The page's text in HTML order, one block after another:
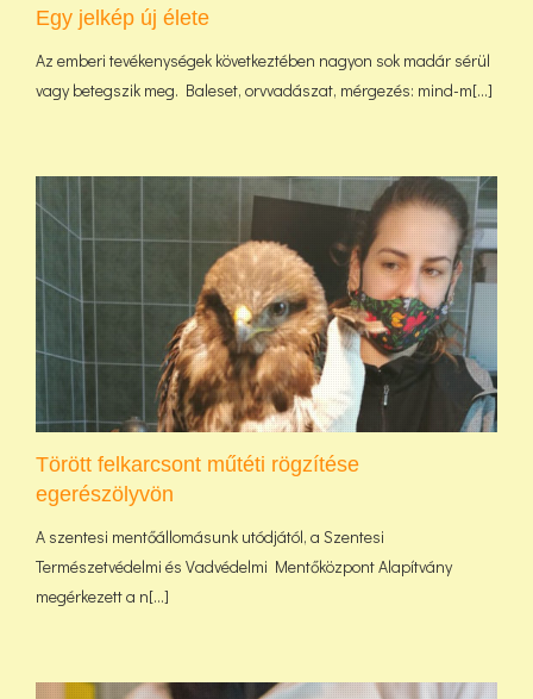
Egy jelkép új élete
Az emberi tevékenységek következtében nagyon sok madár sérül
vagy betegszik meg. Baleset, orvvadászat, mérgezés: mind-m[...]
Törött felkarcsont műtéti rögzítése
egerészölyvön
A szentesi mentőállomásunk utódjától, a Szentesi
Természetvédelmi és Vadvédelmi Mentőközpont Alapítvány
megérkezett a n[...]